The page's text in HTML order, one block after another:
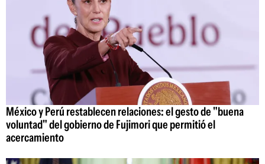
México y Perú restablecen relaciones: el gesto de "buena
voluntad" del gobierno de Fujimori que permitió el
acercamiento